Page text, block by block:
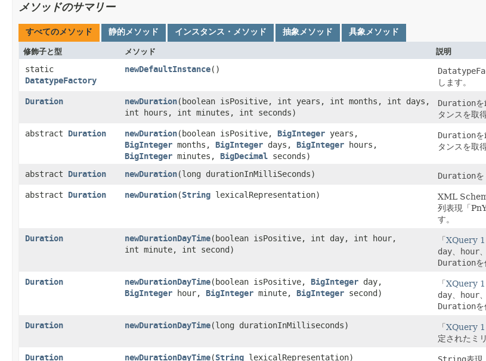
メソッドのサマリー
すべてのメソッド 静的メソッド インスタンス・メソッド 抽象メソッド 具象メソッド
修飾子と型 メソッド 説明
static
DatatypeFactory
newDefaultInstance()
します。
Duration newDuration​(boolean isPositive, int years, int months, int days,
int hours, int minutes, int seconds)
Duration
タンスを取
abstract Duration newDuration​(boolean isPositive, BigInteger years,
BigInteger months, BigInteger days, BigInteger hours,
BigInteger minutes, BigDecimal seconds)
Duration
タンスを取
abstract Duration newDuration​(long durationInMilliSeconds) Duration
abstract Duration newDuration​(String lexicalRepresentation) XML
列表現「
す。
Duration newDurationDayTime​(boolean isPositive, int day, int hour,
int minute, int second)
「 XQuery
day hour
Durationを
Duration newDurationDayTime​(boolean isPositive, BigInteger day,
BigInteger hour, BigInteger minute, BigInteger second)
「 XQuery
day hour
Durationを
Duration newDurationDayTime​(long durationInMilliseconds) 「 XQuery
定されたミ
Duration newDurationDayTime​(String lexicalRepresentation)